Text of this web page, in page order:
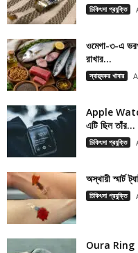
চিকিৎসা প্রযুক্তি
ওমেগা-৩-এ
রাখার...
স্বাস্থ্যকর খাবার
Apple
এটি ছিল তাঁর...
চিকিৎসা প্রযুক্তি
অস্থায়ী স্মার্ট
চিকিৎসা প্রযুক্তি
Oura Ring 5